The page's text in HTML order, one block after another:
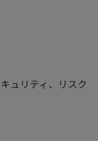
ュリティ、リスク